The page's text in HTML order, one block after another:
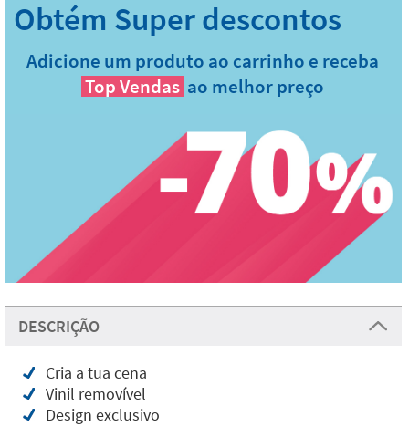
Adicione um produto ao carrinho e receba
Top Vendas ao melhor preço
DESCRIÇÃO
Cria a tua cena
Vinil removível
Design exclusivo